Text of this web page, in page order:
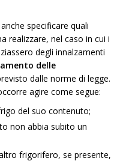
specificare quali
realizzare, nel caso in cui i
degli innalzamenti
delle
dalle norme di legge.
agire come segue:
del suo contenuto;
non abbia subito un
frigorifero, se presente,